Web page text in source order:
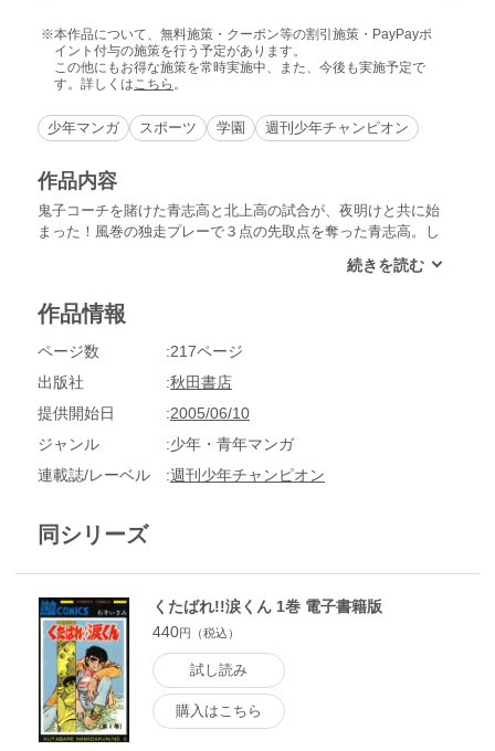
本作品について、無料施策・クーポン等の割引施策・PayPayポ
イント付与の施策を行う予定があります。
この他にもお得な施策を常時実施中、また、今後も実施予定で
す。詳しくはこちら 。
少年マンガ スポーツ 学園 週刊少年チャンピオン
作品内容
鬼子コーチを賭けた青志高と北上高の試合が、夜明けと共に始
まった！風巻の独走プレーで３点の先取点を奪った青志高。し
討ちをかけるかのように、山野辺健が発した“ジャックナイフ
わった！ついに北上高の奥の手が、青志イレブンに牙を剥く!!
う脅威のシュートだった!!
作品情報
ページ数
217ページ
出版社
秋田書店
提供開始日
2005/06/10
ジャンル
少年・青年マンガ
連載誌/レーベル
週刊少年チャンピオン
同シリーズ
くたばれ!!涙くん 1巻 電子書籍版
440円（税込）
試し読み
購入はこちら